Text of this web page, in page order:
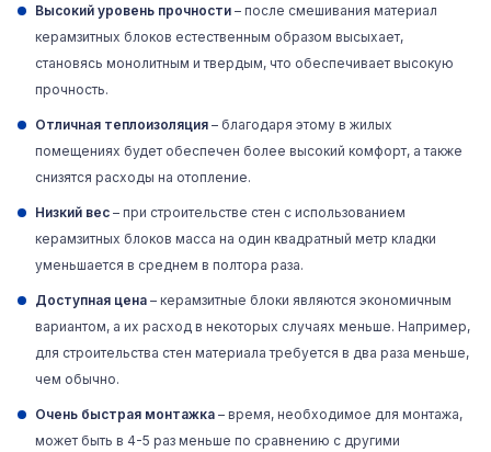
Высокий уровень прочности – после смешивания материал
керамзитных блоков естественным образом высыхает,
становясь монолитным и твердым, что обеспечивает высокую
прочность.
Отличная теплоизоляция – благодаря этому в жилых
помещениях будет обеспечен более высокий комфорт, а также
снизятся расходы на отопление.
Низкий вес – при строительстве стен с использованием
керамзитных блоков масса на один квадратный метр кладки
уменьшается в среднем в полтора раза.
Доступная цена – керамзитные блоки являются экономичным
вариантом, а их расход в некоторых случаях меньше. Например,
для строительства стен материала требуется в два раза меньше,
чем обычно.
Очень быстрая монтажка – время, необходимое для монтажа,
может быть в 4-5 раз меньше по сравнению с другими